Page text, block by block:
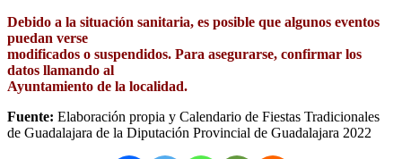
Debido a la situación sanitaria, es posible que algunos eventos
puedan verse
modificados o suspendidos. Para asegurarse, confirmar los
datos llamando al
Ayuntamiento de la localidad.
Fuente: Elaboración propia y Calendario de Fiestas Tradicionales
de Guadalajara de la Diputación Provincial de Guadalajara 2022